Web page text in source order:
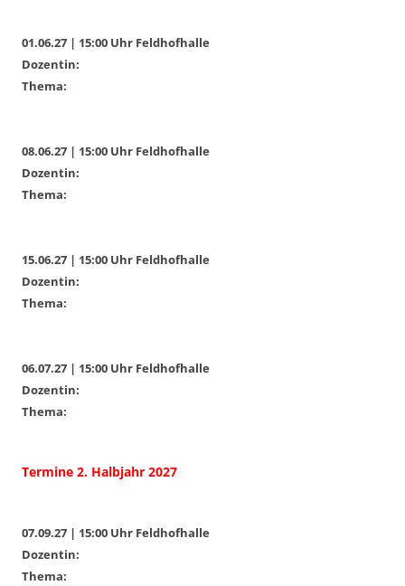
01.06.27 | 15:00 Uhr Feldhofhalle
Dozentin:
Thema:
08.06.27 | 15:00 Uhr Feldhofhalle
Dozentin:
Thema:
15.06.27 | 15:00 Uhr Feldhofhalle
Dozentin:
Thema:
06.07.27 | 15:00 Uhr Feldhofhalle
Dozentin:
Thema:
Termine 2. Halbjahr 2027
07.09.27 | 15:00 Uhr Feldhofhalle
Dozentin:
Thema: